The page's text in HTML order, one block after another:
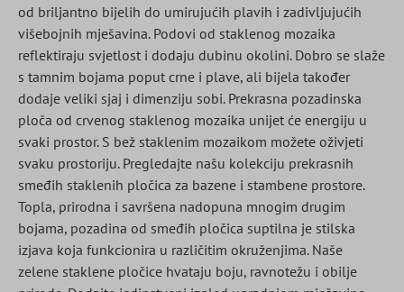
od briljantno bijelih do umirujućih plavih i zadivljujućih
višebojnih mješavina. Podovi od staklenog mozaika
reflektiraju svjetlost i dodaju dubinu okolini. Dobro se slaže
s tamnim bojama poput crne i plave, ali bijela također
dodaje veliki sjaj i dimenziju sobi. Prekrasna pozadinska
ploča od crvenog staklenog mozaika unijet će energiju u
svaki prostor. S bež staklenim mozaikom možete oživjeti
svaku prostoriju. Pregledajte našu kolekciju prekrasnih
smeđih staklenih pločica za bazene i stambene prostore.
Topla, prirodna i savršena nadopuna mnogim drugim
bojama, pozadina od smeđih pločica suptilna je stilska
izjava koja funkcionira u različitim okruženjima. Naše
zelene staklene pločice hvataju boju, ravnotežu i obilje